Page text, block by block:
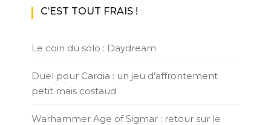
C’EST TOUT FRAIS !
Le coin du solo : Daydream
Duel pour Cardia : un jeu d’affrontement
petit mais costaud
Warhammer Age of Sigmar : retour sur le